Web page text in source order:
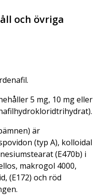
och övriga
5 mg, 10 mg eller
är
(typ A), kolloidal
(E470b) i
makrogol 4000,
(E172) och röd